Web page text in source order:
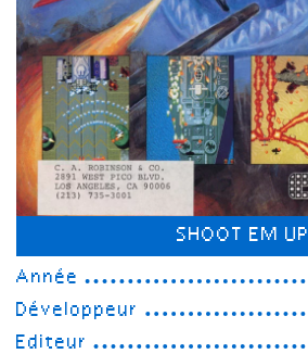
SHOOT EM UP
Année
Développeur
Editeur